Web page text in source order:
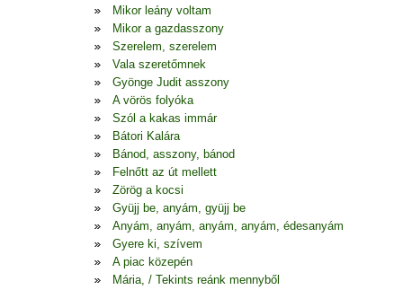
Mikor leány voltam
Mikor a gazdasszony
Szerelem, szerelem
Vala szeretőmnek
Gyönge Judit asszony
A vörös folyóka
Szól a kakas immár
Bátori Kalára
Bánod, asszony, bánod
Felnőtt az út mellett
Zörög a kocsi
Gyüjj be, anyám, gyüjj be
Anyám, anyám, anyám, anyám, édesanyám
Gyere ki, szívem
A piac közepén
Mária, / Tekints reánk mennyből